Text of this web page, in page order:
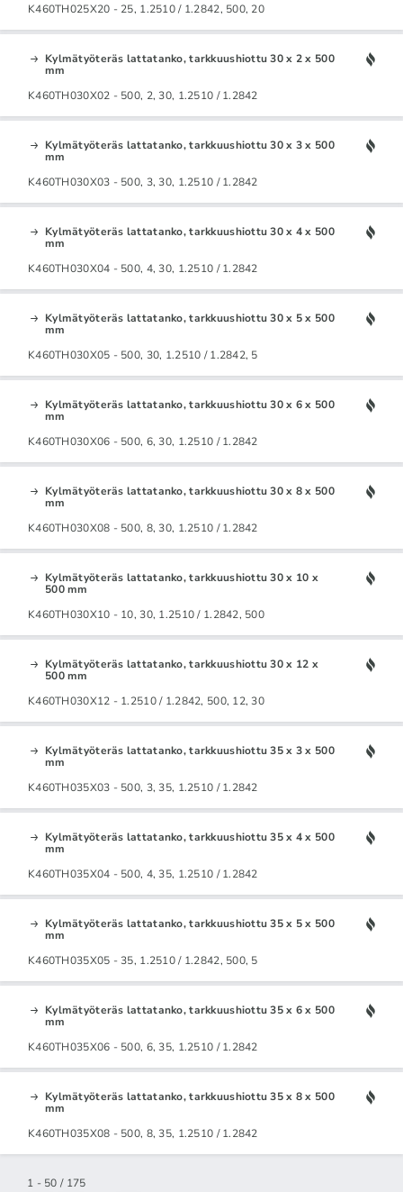
K460TH025X20 - 25, 1.2510 / 1.2842, 500, 20
Kylmätyöteräs lattatanko, tarkkuushiottu 30 x 2 x 500
mm
K460TH030X02 - 500, 2, 30, 1.2510 / 1.2842
Kylmätyöteräs lattatanko, tarkkuushiottu 30 x 3 x 500
mm
K460TH030X03 - 500, 3, 30, 1.2510 / 1.2842
Kylmätyöteräs lattatanko, tarkkuushiottu 30 x 4 x 500
mm
K460TH030X04 - 500, 4, 30, 1.2510 / 1.2842
Kylmätyöteräs lattatanko, tarkkuushiottu 30 x 5 x 500
mm
K460TH030X05 - 500, 30, 1.2510 / 1.2842, 5
Kylmätyöteräs lattatanko, tarkkuushiottu 30 x 6 x 500
mm
K460TH030X06 - 500, 6, 30, 1.2510 / 1.2842
Kylmätyöteräs lattatanko, tarkkuushiottu 30 x 8 x 500
mm
K460TH030X08 - 500, 8, 30, 1.2510 / 1.2842
Kylmätyöteräs lattatanko, tarkkuushiottu 30 x 10 x
500 mm
K460TH030X10 - 10, 30, 1.2510 / 1.2842, 500
Kylmätyöteräs lattatanko, tarkkuushiottu 30 x 12 x
500 mm
K460TH030X12 - 1.2510 / 1.2842, 500, 12, 30
Kylmätyöteräs lattatanko, tarkkuushiottu 35 x 3 x 500
mm
K460TH035X03 - 500, 3, 35, 1.2510 / 1.2842
Kylmätyöteräs lattatanko, tarkkuushiottu 35 x 4 x 500
mm
K460TH035X04 - 500, 4, 35, 1.2510 / 1.2842
Kylmätyöteräs lattatanko, tarkkuushiottu 35 x 5 x 500
mm
K460TH035X05 - 35, 1.2510 / 1.2842, 500, 5
Kylmätyöteräs lattatanko, tarkkuushiottu 35 x 6 x 500
mm
K460TH035X06 - 500, 6, 35, 1.2510 / 1.2842
Kylmätyöteräs lattatanko, tarkkuushiottu 35 x 8 x 500
mm
K460TH035X08 - 500, 8, 35, 1.2510 / 1.2842
1 - 50 / 175